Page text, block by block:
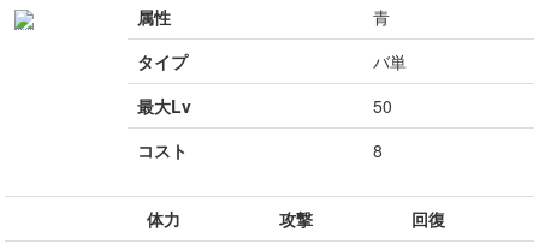
属性
青
タイプ
バ単
最大Lv
50
コスト
8
体力 攻撃
回復